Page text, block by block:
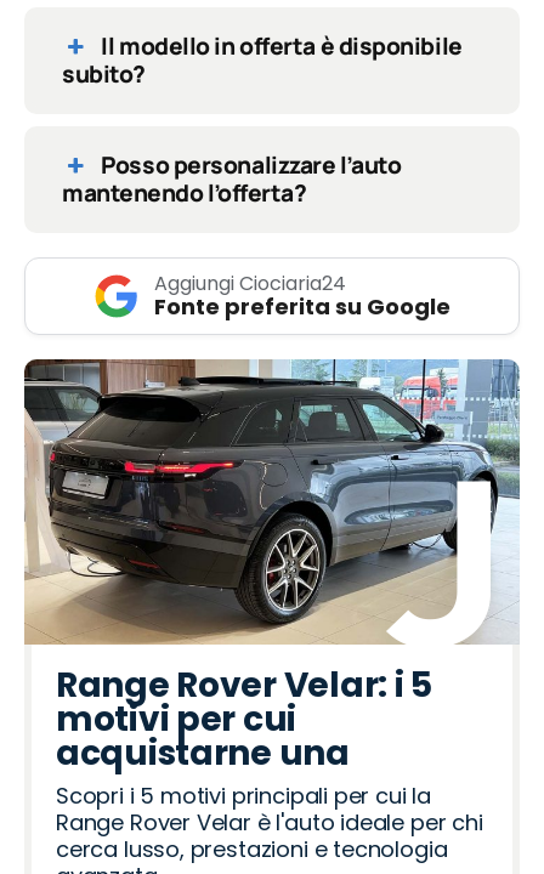
Il modello in offerta è disponibile
subito?
Posso personalizzare l’auto
mantenendo l’offerta?
Aggiungi Ciociaria24
Fonte preferita su Google
Range Rover Velar: i 5
motivi per cui
acquistarne una
Scopri i 5 motivi principali per cui la
Range Rover Velar è l'auto ideale per chi
cerca lusso, prestazioni e tecnologia